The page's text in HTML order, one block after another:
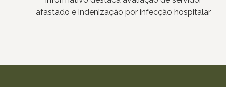
afastado e indenização por infecção hospitalar